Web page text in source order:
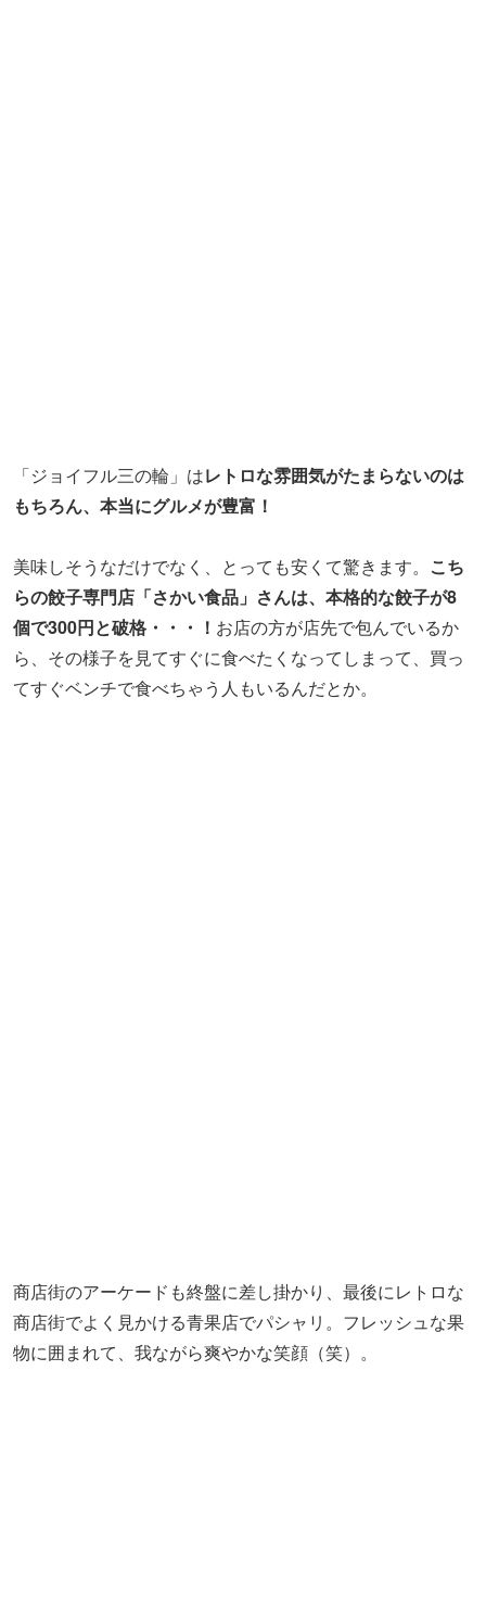
「ジョイフル三の輪」はレトロな雰囲気がたまらないのは
もちろん、本当にグルメが豊富！
美味しそうなだけでなく、とっても安くて驚きます。 こち
らの餃子専門店「さかい食品」さんは、本格的な餃子が8
個で300円と破格・・・！ お店の方が店先で包んでいるか
ら、その様子を見てすぐに食べたくなってしまって、買っ
てすぐベンチで食べちゃう人もいるんだとか。